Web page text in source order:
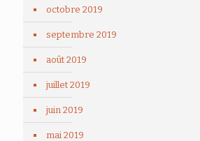
octobre 2019
septembre 2019
août 2019
juillet 2019
juin 2019
mai 2019